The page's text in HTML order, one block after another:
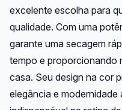
excelente escolha para
qualidade. Com uma
garante uma secagem
tempo e proporcionando
casa. Seu design na cor
elegância e